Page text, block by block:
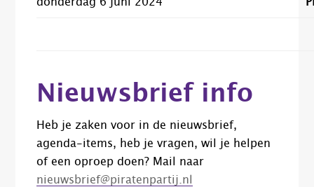
donderdag 6 juni 2024
Nieuwsbrief info
Heb je zaken voor in de nieuwsbrief,
agenda-items, heb je vragen, wil je helpen
of een oproep doen? Mail naar
nieuwsbrief@piratenpartij.nl